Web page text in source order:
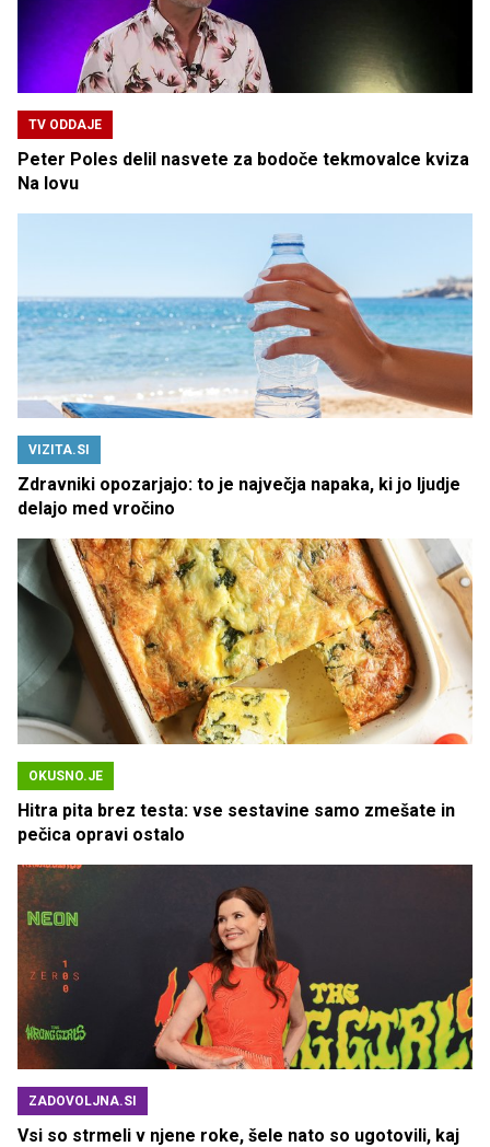
TV ODDAJE
Peter Poles delil nasvete za bodoče tekmovalce kviza
Na lovu
VIZITA.SI
Zdravniki opozarjajo: to je največja napaka, ki jo ljudje
delajo med vročino
OKUSNO.JE
Hitra pita brez testa: vse sestavine samo zmešate in
pečica opravi ostalo
ZADOVOLJNA.SI
Vsi so strmeli v njene roke, šele nato so ugotovili, kaj